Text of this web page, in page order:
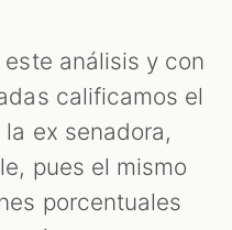
análisis y con
calificamos el
ex senadora,
pues el mismo
porcentuales